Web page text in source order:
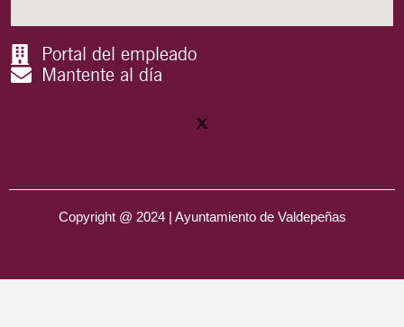
Portal del empleado
Mantente al día
Copyright @ 2024 | Ayuntamiento de Valdepeñas